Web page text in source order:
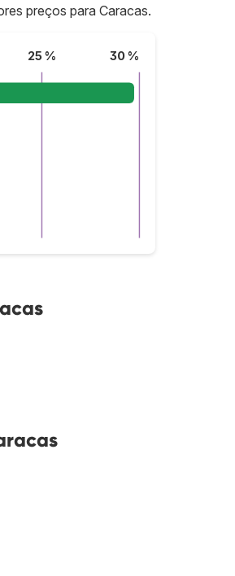
preços para Caracas.
25 % 30 %